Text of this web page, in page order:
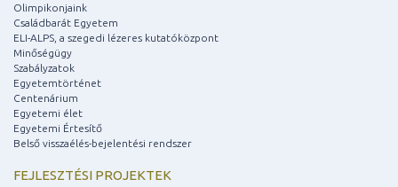
Olimpikonjaink
Családbarát Egyetem
ELI-ALPS, a szegedi lézeres kutatóközpont
Minőségügy
Szabályzatok
Egyetemtörténet
Centenárium
Egyetemi élet
Egyetemi Értesítő
Belső visszaélés-bejelentési rendszer
FEJLESZTÉSI PROJEKTEK